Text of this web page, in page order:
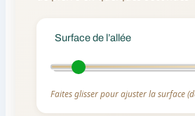
Surface de l’allée
Faites glisser pour ajuster la surface